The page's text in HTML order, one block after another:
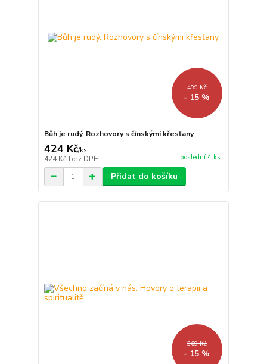
499 Kč
- 15 %
Bůh je rudý. Rozhovory s čínskými křesťany
424 Kč/ks
424 Kč bez DPH poslední 4 ks
Přidat do košíku
369 Kč
- 15 %